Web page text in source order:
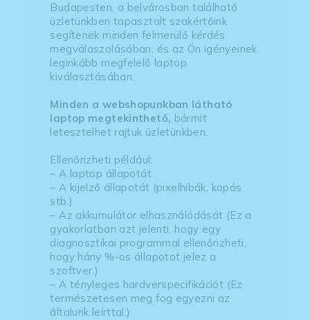
Budapesten, a belvárosban található
üzletünkben tapasztalt szakértőink
segítenek minden felmerülő kérdés
megválaszolásában, és az Ön igényeinek
leginkább megfelelő laptop
kiválasztásában.
Minden a webshopunkban látható
laptop megtekinthető, bármit
letesztelhet rajtuk üzletünkben.
Ellenőrizheti például:
– A laptop állapotát
– A kijelző állapotát (pixelhibák, kopás
stb.)
– Az akkumulátor elhasználódását (Ez a
gyakorlatban azt jelenti, hogy egy
diagnosztikai programmal ellenőrizheti,
hogy hány %-os állapotot jelez a
szoftver.)
– A tényleges hardverspecifikációt (Ez
természetesen meg fog egyezni az
általunk leírttal.)